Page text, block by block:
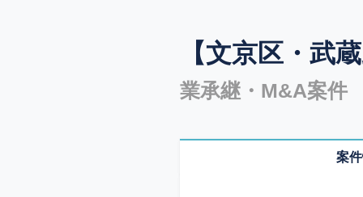
【文京区・武
業承継・M&A案件
案